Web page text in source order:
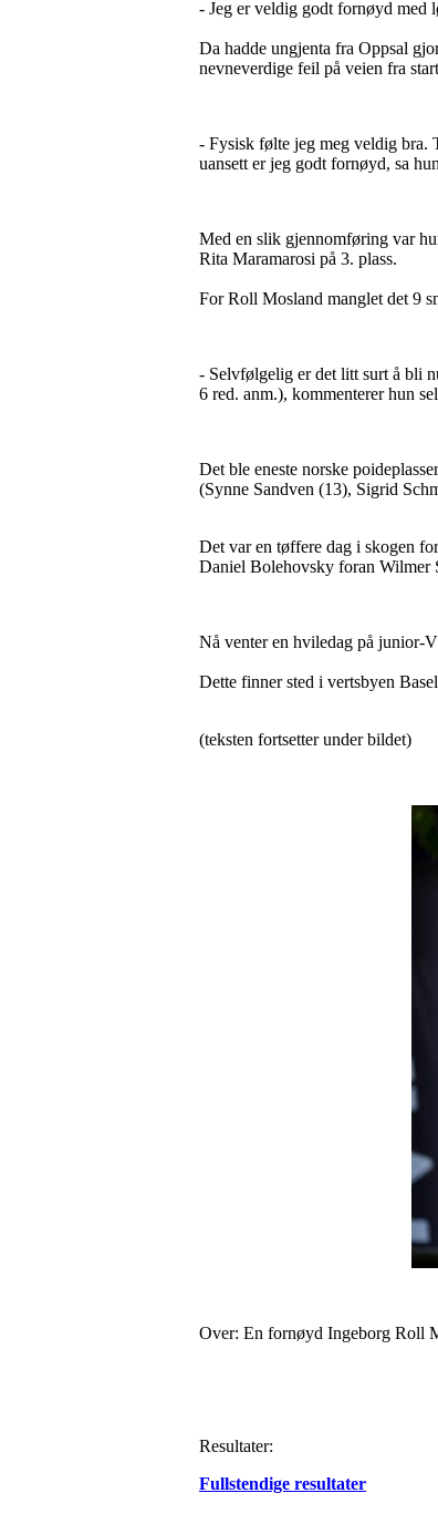
- Jeg er veldig godt fornøyd med
Da hadde ungjenta fra Oppsal
nevneverdige feil på veien fra
- Fysisk følte jeg meg veldig bra.
uansett er jeg godt fornøyd, sa
Med en slik gjennomføring var
Rita Maramarosi på 3. plass.
For Roll Mosland manglet det 9
- Selvfølgelig er det litt surt å bli
6 red. anm.), kommenterer hun
Det ble eneste norske
(Synne Sandven (13), Sigrid
Det var en tøffere dag i skogen
Daniel Bolehovsky foran Wilmer
Nå venter en hviledag på junior-
Dette finner sted i vertsbyen
(teksten fortsetter under bildet)
Over: En fornøyd Ingeborg Roll
Resultater:
Fullstendige resultater